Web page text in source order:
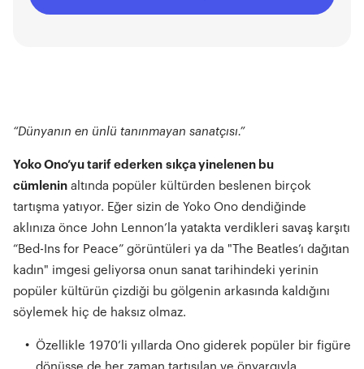
“Dünyanın en ünlü tanınmayan sanatçısı.”
Yoko Ono’yu tarif ederken sıkça yinelenen bu
cümlenin altında popüler kültürden beslenen birçok
tartışma yatıyor. Eğer sizin de Yoko Ono dendiğinde
aklınıza önce John Lennon’la yatakta verdikleri savaş karşıtı
“Bed-Ins for Peace” görüntüleri ya da "The Beatles’ı dağıtan
kadın" imgesi geliyorsa onun sanat tarihindeki yerinin
popüler kültürün çizdiği bu gölgenin arkasında kaldığını
söylemek hiç de haksız olmaz.
Özellikle 1970’li yıllarda Ono giderek popüler bir figüre